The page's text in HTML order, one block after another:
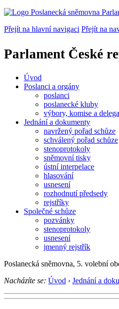
Přejít na hlavní navigaci Přejít na
Parlament České
Úvod
Poslanci a orgány
poslanci
poslanecké kluby
výbory, komise a
Jednání a dokumenty
navržený pořad schůze
schválený pořad schůze
stenoprotokoly
sněmovní tisky
ústní interpelace
hlasování
usnesení
rozhodnutí předsedy
rejstříky
Společné schůze
pozvánky
stenoprotokoly
usnesení
jmenný rejstřík
Poslanecká sněmovna, 5. volební
Nacházíte se: Úvod › Jednání a